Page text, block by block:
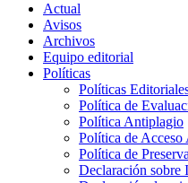
Actual
Avisos
Archivos
Equipo editorial
Políticas
Políticas
Política de
Política Antiplagio
Política de Acceso
Política de
Declaración